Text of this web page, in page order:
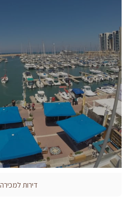
דירות למכירה